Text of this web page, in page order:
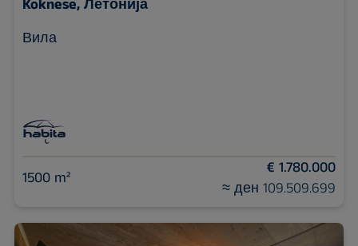
Koknese, Летонија
Вила
1500 m²
€ 1.780.000
≈ ден 109.509.699